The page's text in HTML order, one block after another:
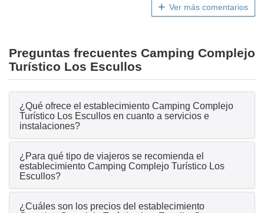
Ver más comentarios
Preguntas frecuentes Camping Complejo
Turístico Los Escullos
¿Qué ofrece el establecimiento Camping Complejo
Turístico Los Escullos en cuanto a servicios e
instalaciones?
¿Para qué tipo de viajeros se recomienda el
establecimiento Camping Complejo Turístico Los
Escullos?
¿Cuáles son los precios del establecimiento